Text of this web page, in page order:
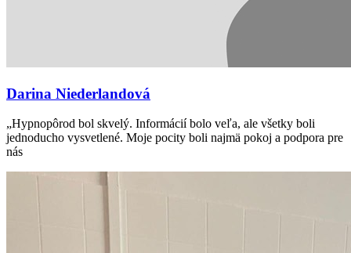
Darina Niederlandová
„Hypnopôrod bol skvelý. Informácií bolo veľa, ale všetky boli
jednoducho vysvetlené. Moje pocity boli najmä pokoj a podpora pre
nás